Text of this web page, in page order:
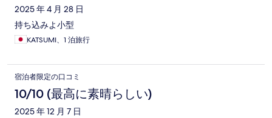
2025 年 4 月 28 日
持ち込みよ小型
KATSUMI、1 泊旅行
宿泊者限定の口コミ
10/10 (最高に素晴らしい)
2025 年 12 月 7 日